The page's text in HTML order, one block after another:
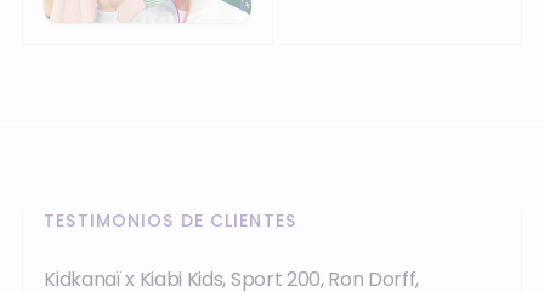
TESTIMONIOS DE CLIENTES
Kidkanaï x Kiabi Kids, Sport 200, Ron Dorff,